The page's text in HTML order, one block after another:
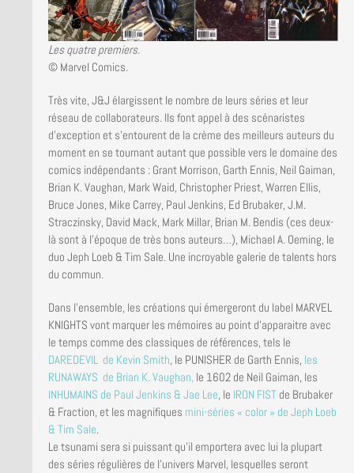
Les quatre premiers.
© Marvel Comics.
Très vite, J&J élargissent le nombre de leurs séries et leur
réseau de collaborateurs. Ils font appel à des scénaristes
d’exception et s’entourent de la crème des meilleurs auteurs du
moment en se tournant autant que possible vers le domaine des
comics indépendants : Grant Morrison, Garth Ennis, Neil Gaiman,
Brian K. Vaughan, Mark Waid, Christopher Priest, Warren Ellis,
Bruce Jones, Mike Carrey, Paul Jenkins, Ed Brubaker, J.M.
Straczinsky, David Mack, Mark Millar, Brian M. Bendis (ces deux-
là sont à l’époque de très bons auteurs…), Michael A. Oeming, le
duo Jeph Loeb & Tim Sale. Une incroyable galerie de talents hors
du commun.
Dans l’ensemble, les créations qui émergeront du label MARVEL
KNIGHTS vont marquer les mémoires au point d’apparaitre avec
le temps comme des classiques de références, tels le
DAREDEVIL de Kevin Smith, le PUNISHER de Garth Ennis, les
RUNAWAYS de Brian K. Vaughan, le 1602 de Neil Gaiman, les
INHUMAINS de Paul Jenkins & Jae Lee, le IRON FIST de Brubaker
& Fraction, et les magnifiques mini-séries « color » de Jeph Loeb
& Tim Sale.
Le tsunami sera si puissant qu’il emportera avec lui la plupart
des séries régulières de l’univers Marvel, lesquelles seront